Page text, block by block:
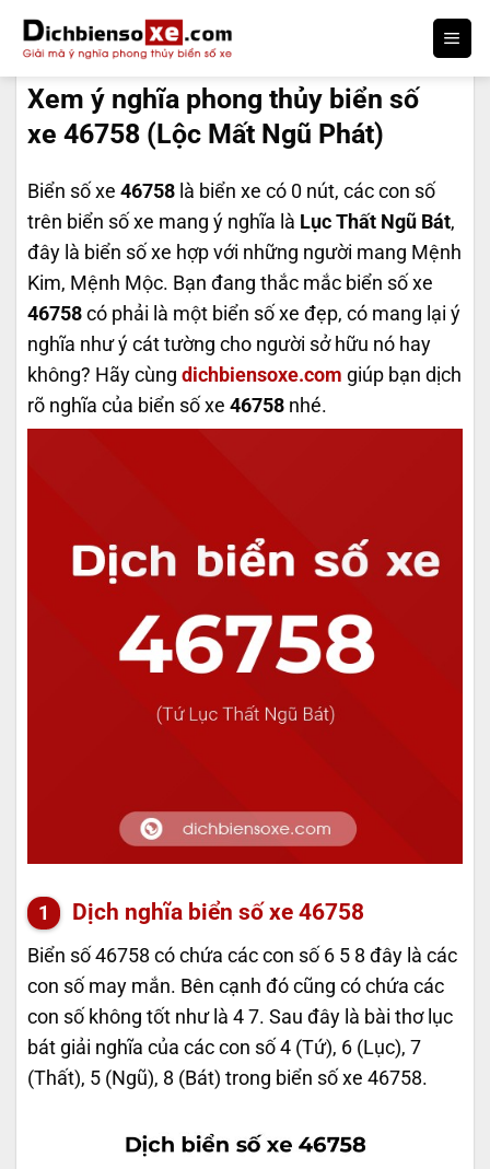
qua
nội
dungXem ý nghĩa phong thủy biển số
xe 46758 (Lộc Mất Ngũ Phát)
Biển số xe 46758 là biển xe có 0 nút, các con số
trên biển số xe mang ý nghĩa là Lục Thất Ngũ Bát,
đây là biển số xe hợp với những người mang Mệnh
Kim, Mệnh Mộc. Bạn đang thắc mắc biển số xe
46758 có phải là một biển số xe đẹp, có mang lại ý
nghĩa như ý cát tường cho người sở hữu nó hay
không? Hãy cùng dichbiensoxe.com giúp bạn dịch
rõ nghĩa của biển số xe 46758 nhé.
Dịch nghĩa biển số xe 46758
Biển số 46758 có chứa các con số 6 5 8 đây là các
con số may mắn. Bên cạnh đó cũng có chứa các
con số không tốt như là 4 7. Sau đây là bài thơ lục
bát giải nghĩa của các con số 4 (Tứ), 6 (Lục), 7
(Thất), 5 (Ngũ), 8 (Bát) trong biển số xe 46758.